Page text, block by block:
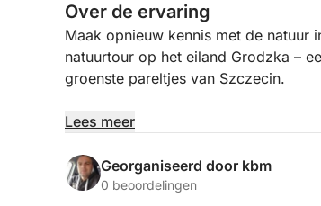
Over de ervaring
Maak opnieuw kennis met de natuur
natuurtour op het eiland Grodzka –
groenste pareltjes van Szczecin.
Stap aan boord en vaar rond het
verhalen over de flora, fauna en het
vogelsoorten, seizoensplanten en
Lees meer
Georganiseerd door kbm
0 beoordelingen